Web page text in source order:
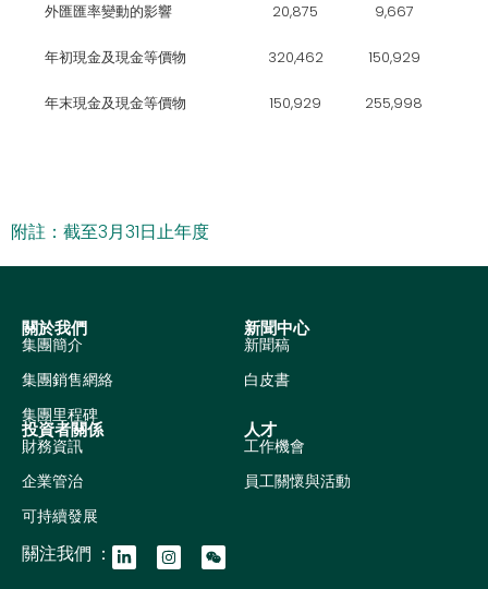
外匯匯率變動的影響 20,875 9,667
年初現金及現金等價物 320,462 150,929
年末現金及現金等價物 150,929 255,998
附註：截至3月31日止年度
關於我們
集團簡介
集團銷售網絡
集團里程碑
新聞中心
新聞稿
白皮書
投資者關係
財務資訊
企業管治
可持續發展
人才
工作機會
員工關懷與活動
關注我們 ：